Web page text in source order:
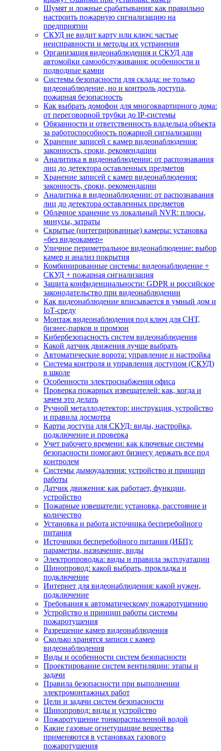
Шумят и ложные срабатывания: как правильно
настроить пожарную сигнализацию на
предприятии
СКУД не видит карту или ключ: частые
неисправности и методы их устранения
Организация видеонаблюдения и СКУД для
автомойки самообслуживания: особенности и
подводные камни
Системы безопасности для склада: не только
видеонаблюдение, но и контроль доступа,
пожарная безопасность
Как выбрать домофон для многоквартирного дома:
от переговорной трубки до IP-системы
Обязанности и ответственность владельца объекта
за работоспособность пожарной сигнализации
Хранение записей с камер видеонаблюдения:
законность, сроки, рекомендации
Аналитика в видеонаблюдении: от распознавания
лиц до детектора оставленных предметов
Хранение записей с камер видеонаблюдения:
законность, сроки, рекомендации
Аналитика в видеонаблюдении: от распознавания
лиц до детектора оставленных предметов
Облачное хранение vs локальный NVR: плюсы,
минусы, затраты
Скрытые (интегрированные) камеры: установка
«без видеокамер»
Уличное периметральное видеонаблюдение: выбор
камер и анализ покрытия
Комбинированные системы: видеонаблюдение +
СКУД + пожарная сигнализация
Защита конфиденциальности: GDPR и российское
законодательство при видеонаблюдении
Как видеонаблюдение вписывается в умный дом и
IoT‑среду
Монтаж видеонаблюдения под ключ для СНТ,
бизнес‑парков и промзон
Кибербезопасность систем видеонаблюдения
Какой датчик движения лучше выбрать
Автоматические ворота: управление и настройка
Система контроля и управления доступом (СКУД)
в школе
Особенности электроснабжения офиса
Проверка пожарных извещателей: как, когда и
зачем это делать
Ручной металлодетектор: инструкция, устройство
и правила досмотра
Карты доступа для СКУД: виды, настройка,
подключение и проверка
Учет рабочего времени: как ключевые системы
безопасности помогают бизнесу держать все под
контролем
Системы дымоудаления: устройство и принцип
работы
Датчик движения: как работает, функции,
устройство
Пожарные извещатели: установка, расстояние и
количество
Установка и работа источника бесперебойного
питания
Источники бесперебойного питания (ИБП):
параметры, назначение, виды
Электропроводка: виды и правила эксплуатации
Шинопровод: какой выбрать, прокладка и
подключение
Интернет для видеонаблюдения: какой нужен,
подключение
Требования к автоматическому пожаротушению
Устройство и принцип работы системы
пожаротушения
Разрешение камер видеонаблюдения
Сколько хранятся записи с камер
видеонаблюдения
Виды и особенности систем безопасности
Проектирование систем вентиляции: этапы и
задачи
Правила безопасности при выполнении
электромонтажных работ
Цели и задачи систем безопасности
Шинопровод: виды и устройство
Пожаротушение тонкораспыленной водой
Какие газовые огнетушащие вещества
применяются в установках газового
пожаротушения